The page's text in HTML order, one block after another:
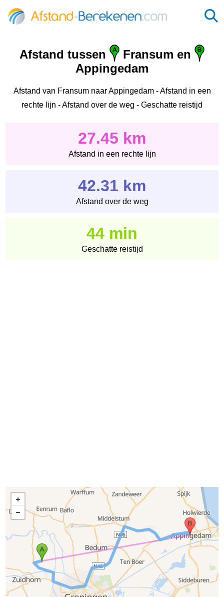
Afstand tussen
Fransum en
Appingedam
Afstand van Fransum naar Appingedam - Afstand in een
rechte lijn - Afstand over de weg - Geschatte reistijd
27.45 km
Afstand in een rechte lijn
42.31 km
Afstand over de weg
44 min
Geschatte reistijd